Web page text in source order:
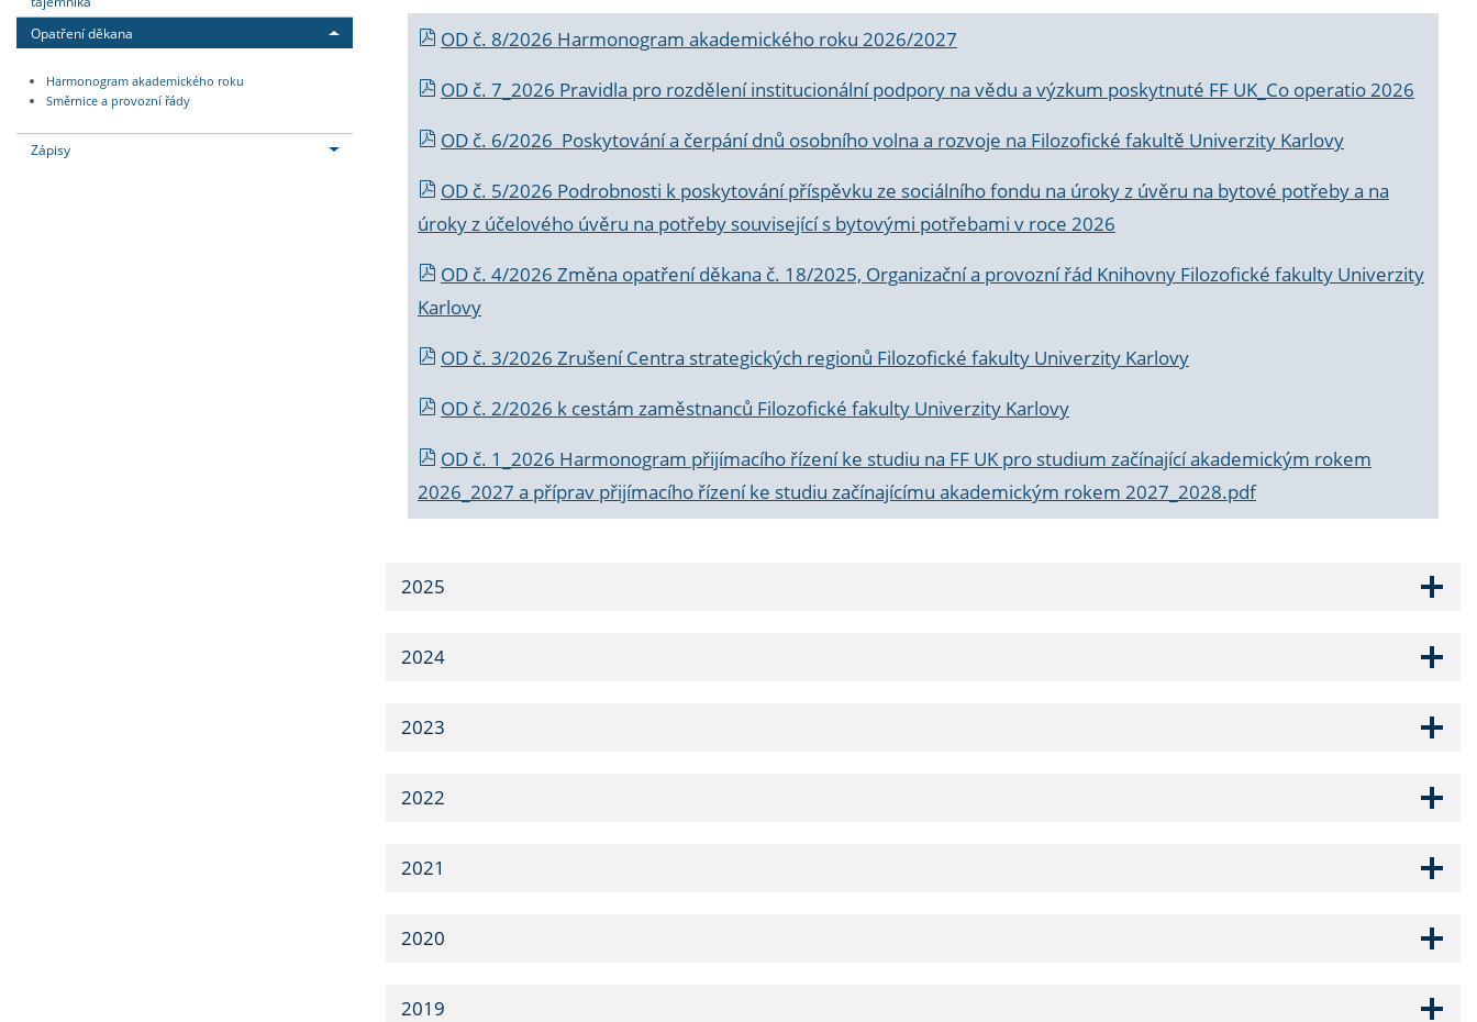
Opatření děkana
Harmonogram akademického roku
Směrnice a provozní řády
Zápisy
OD č. 8/2026 Harmonogram akademického roku 2026/2027
OD č. 7_2026 Pravidla pro rozdělení institucionální podpory na vědu a výzkum poskytnuté FF UK_Co operatio 2026
OD č. 6/2026 Poskytování a čerpání dnů osobního volna a rozvoje na Filozofické fakultě Univerzity Karlovy
OD č. 5/2026 Podrobnosti k poskytování příspěvku ze sociálního fondu na úroky z úvěru na bytové potřeby a na
úroky z účelového úvěru na potřeby související s bytovými potřebami v roce 2026
OD č. 4/2026 Změna opatření děkana č. 18/2025, Organizační a provozní řád Knihovny Filozofické fakulty Univerzity
Karlovy
OD č. 3/2026 Zrušení Centra strategických regionů Filozofické fakulty Univerzity Karlovy
OD č. 2/2026 k cestám zaměstnanců Filozofické fakulty Univerzity Karlovy
OD č. 1_2026 Harmonogram přijímacího řízení ke studiu na FF UK pro studium začínající akademickým rokem
2026_2027 a příprav přijímacího řízení ke studiu začínajícímu akademickým rokem 2027_2028.pdf
2025
2024
2023
2022
2021
2020
2019